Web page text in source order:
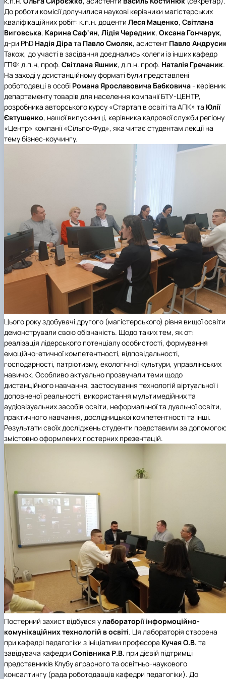
До роботи комісії долучилися наукові керівники магістерських
кваліфікаційних робіт: к.п.н. доценти Леся Маценко, Світлана
Виговська, Карина Саф'ян, Лідія Чередник, Оксана Гончарук,
д-ри PhD Надія Дірата Павло Смоляк, асистент Павло
Також, до участі в засідання доєднались колеги із інших кафедр
ГПФ: д.п.н, проф. Світлана Яшник, д.п.н. проф. Наталія Гречаник.
На заході у дсистанційному форматі були представлені
роботодавці в особі Романа Ярославовича Бабковича-
департаменту товарів для населення компаніїБТУ-ЦЕНТР,
розробника авторського курсу «Стартап в освіті та АПК» та Юлії
Євтушенко, нашої випускниці, керівника кадрової служби регіону
«Центр» компанії «Сільпо-Фуд», яка читає студентам лекції на
тему бізнес-коучингу.
Цього року здобувачі другого (магістерського) рівня вищої освіти
демонстрували свою обізнаність. Щодо таких тем, як от:
реалізація лідерського потенціалу особистості, формування
емоційно-етичної компетентності, відповідальності,
господарності, патріотизму, екологічної культури, управлінських
навичок. Особливо актуально прозвучали теми щодо
дистанційного навчання, застосування технологій віртуальної і
доповненої реальності, використання мультимедійних та
аудіовізуальних засобів освіти, неформальної та дуальної освіти,
практичного навчання, дослідницької компетентності та інші.
Результати своїх досліджень студенти представили за
змістовно оформлених постерних презентацій.
Постерний захист відбувся улабораторії інформоційно-
комунікаційних технологій в освіті. Ця лабораторія створена
при кафедрі педагогіки з ініціативи професора Кучая О.В. та
завідувача кафедри Сопівника Р.В. при дієвій підтримці
представників Клубу аграрного та освітньо-наукового
консалтингу (рада роботодавців кафедри педагогіки). До